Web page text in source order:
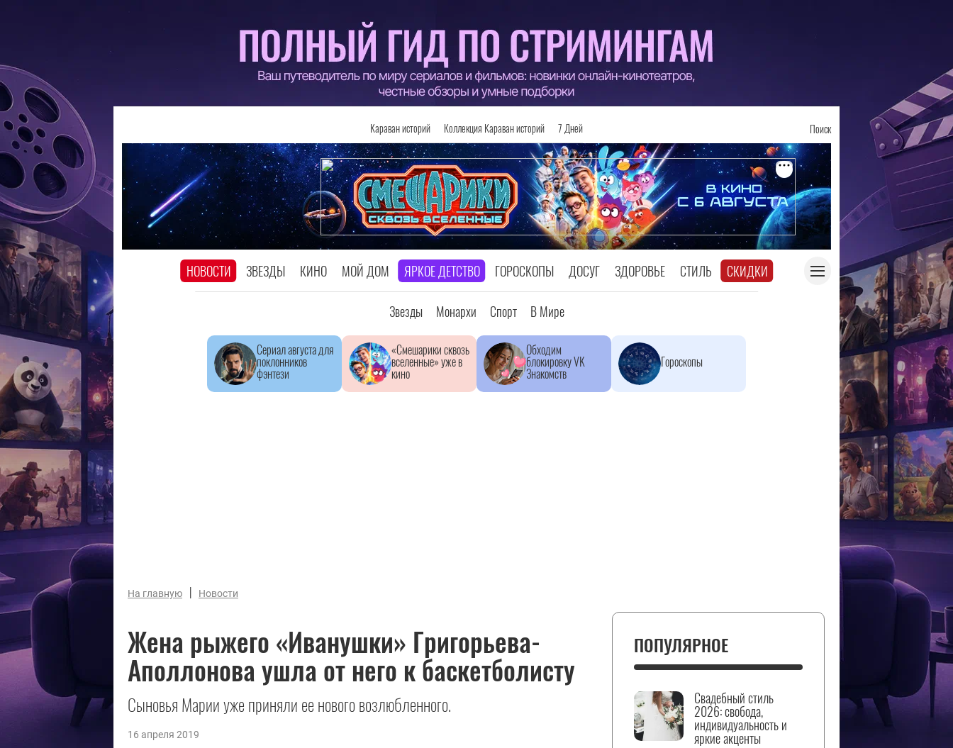
Караван историй Коллекция Караван историй 7 Дней Поиск
НОВОСТИ ЗВЕЗДЫ КИНО МОЙ ДОМ ЯРКОЕ ДЕТСТВО ГОРОСКОПЫ ДОСУГ ЗДОРОВЬЕ СТИЛЬ СКИДКИ
Звезды Монархи Спорт В Мире
Сериал августа для
поклонников
фэнтези
«Смешарики сквозь
вселенные» уже в
кино
Обходим
блокировку VK
Знакомств
Гороскопы
На главную | Новости
Жена рыжего «Иванушки» Григорьева-
Аполлонова ушла от него к баскетболисту
Сыновья Марии уже приняли ее нового возлюбленного.
16 апреля 2019
ПОПУЛЯРНОЕ
Свадебный стиль
2026: свобода,
индивидуальность и
яркие акценты